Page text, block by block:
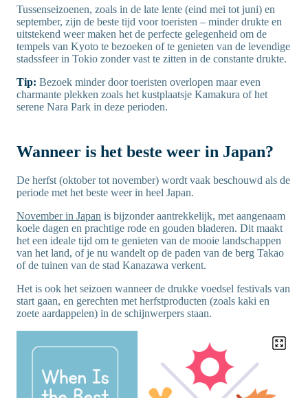
Tussenseizoenen, zoals in de late lente (eind mei tot juni) en
september, zijn de beste tijd voor toeristen – minder drukte en
uitstekend weer maken het de perfecte gelegenheid om de
tempels van Kyoto te bezoeken of te genieten van de levendige
stadssfeer in Tokio zonder vast te zitten in de constante drukte.
Tip: Bezoek minder door toeristen overlopen maar even
charmante plekken zoals het kustplaatsje Kamakura of het
serene Nara Park in deze perioden.
Wanneer is het beste weer in Japan?
De herfst (oktober tot november) wordt vaak beschouwd als de
periode met het beste weer in heel Japan.
November in Japan is bijzonder aantrekkelijk, met aangenaam
koele dagen en prachtige rode en gouden bladeren. Dit maakt
het een ideale tijd om te genieten van de mooie landschappen
van het land, of je nu wandelt op de paden van de berg Takao
of de tuinen van de stad Kanazawa verkent.
Het is ook het seizoen wanneer de drukke voedsel festivals van
start gaan, en gerechten met herfstproducten (zoals kaki en
zoete aardappelen) in de schijnwerpers staan.